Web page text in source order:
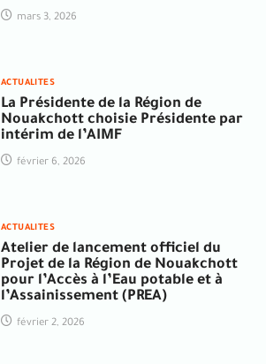
mars 3, 2026
ACTUALITES
La Présidente de la Région de
Nouakchott choisie Présidente par
intérim de l’AIMF
février 6, 2026
ACTUALITES
Atelier de lancement officiel du
Projet de la Région de Nouakchott
pour l’Accès à l’Eau potable et à
l’Assainissement (PREA)
février 2, 2026